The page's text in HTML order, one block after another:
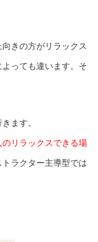
きの方がリラックス
っても違います。そ
ます。
リラックスできる場
ラクター主導型では